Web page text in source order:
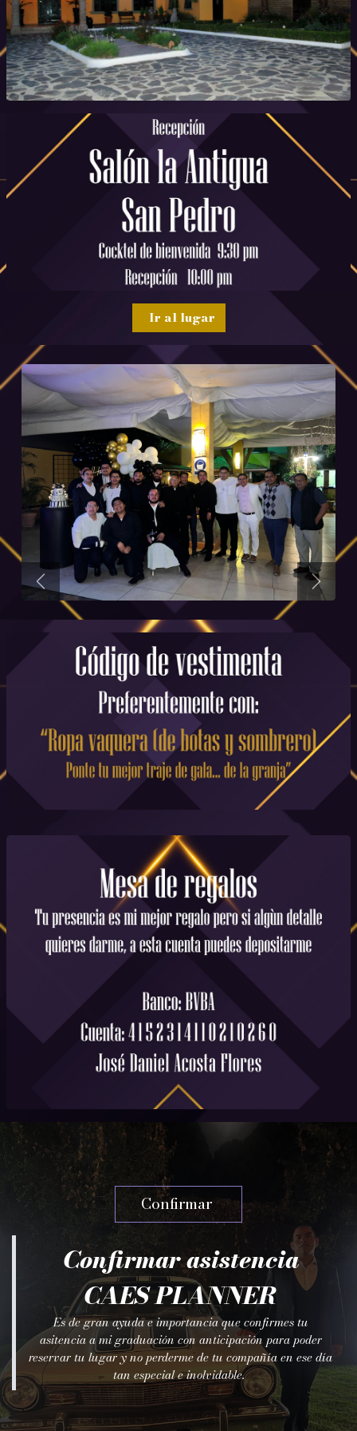
Ir al lugar
Anterior
Confirmar
Confirmar asistencia
CAES PLANNER
Es de gran ayuda e importancia que confirmes tu
asitencia a mi graduación con anticipación para poder
reservar tu lugar y no perderme de tu compañía en ese día
tan especial e inolvidable.